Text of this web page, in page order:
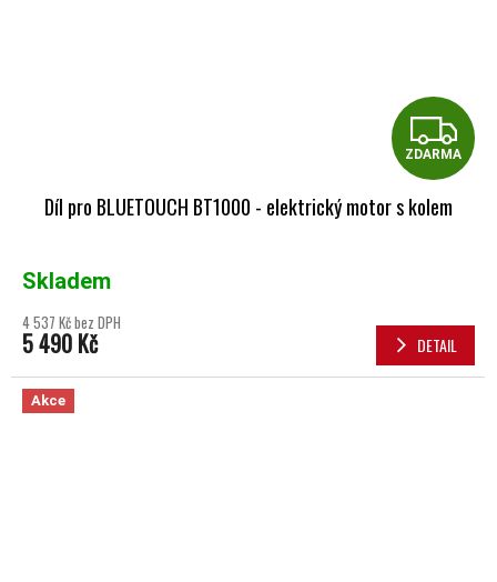
ZDARMA
Díl pro BLUETOUCH BT1000 - elektrický motor s kolem
Skladem
4 537 Kč bez DPH
5 490 Kč DETAIL
Akce